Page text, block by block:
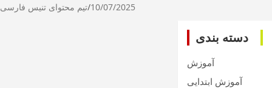
10/07/2025 تیم محتوای تنیس فارسی
دسته بندی
آموزش
آموزش ابتدایی